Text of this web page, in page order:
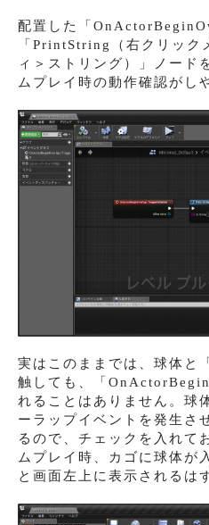
配置した「
「PrintString（右クリック
ィ＞ストリング）」ノード
ムプレイ時の動作確認がし
実はこのままでは、球体と
触しても、「
れることはありません。球
ーラップイベントを発生さ
るので、チェックを入れて
ムプレイ時、カゴに球体が
と画面左上に表示されるは